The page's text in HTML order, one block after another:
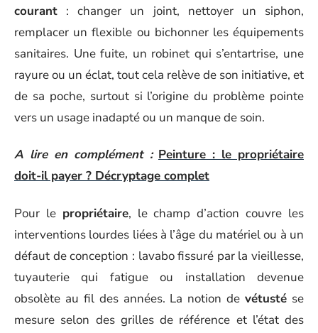
courant : changer un joint, nettoyer un siphon,
remplacer un flexible ou bichonner les équipements
sanitaires. Une fuite, un robinet qui s’entartrise, une
rayure ou un éclat, tout cela relève de son initiative, et
de sa poche, surtout si l’origine du problème pointe
vers un usage inadapté ou un manque de soin.
A lire en complément : Peinture : le propriétaire
doit-il payer ? Décryptage complet
Pour le propriétaire, le champ d’action couvre les
interventions lourdes liées à l’âge du matériel ou à un
défaut de conception : lavabo fissuré par la vieillesse,
tuyauterie qui fatigue ou installation devenue
obsolète au fil des années. La notion devétusté se
mesure selon des grilles de référence et l’état des